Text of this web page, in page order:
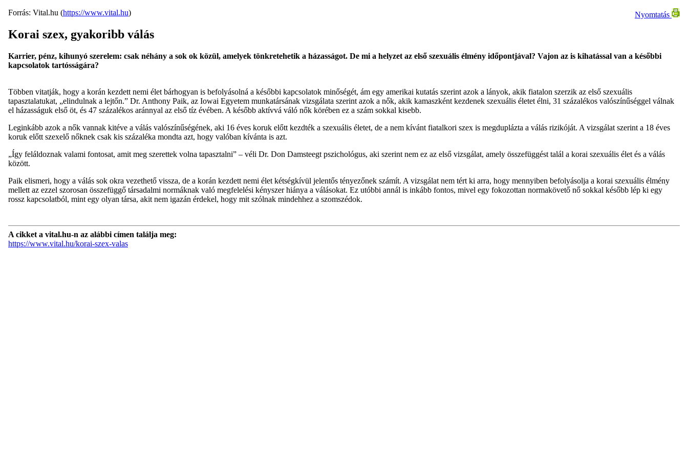
Nyomtatás
Forrás: Vital.hu (https://www.vital.hu)
Korai szex, gyakoribb válás
Karrier, pénz, kihunyó szerelem: csak néhány a sok ok közül, amelyek tönkretehetik a házasságot. De mi a helyzet az első szexuális élmény időpontjával? Vajon az is kihatással van a későbbi
kapcsolatok tartósságára?
Többen vitatják, hogy a korán kezdett nemi élet bárhogyan is befolyásolná a későbbi kapcsolatok minőségét, ám egy amerikai kutatás szerint azok a lányok, akik fiatalon szerzik az első szexuális
tapasztalatukat, „elindulnak a lejtőn.” Dr. Anthony Paik, az Iowai Egyetem munkatársának vizsgálata szerint azok a nők, akik kamaszként kezdenek szexuális életet élni, 31 százalékos valószínűséggel válnak
el házasságuk első öt, és 47 százalékos aránnyal az első tíz évében. A később aktívvá váló nők körében ez a szám sokkal kisebb.
Leginkább azok a nők vannak kitéve a válás valószínűségének, aki 16 éves koruk előtt kezdték a szexuális életet, de a nem kívánt fiatalkori szex is megduplázta a válás rizikóját. A vizsgálat szerint a 18 éves
koruk előtt szexelő nőknek csak kis százaléka mondta azt, hogy valóban kívánta is azt.
„Így feláldoznak valami fontosat, amit meg szerettek volna tapasztalni” – véli Dr. Don Damsteegt pszichológus, aki szerint nem ez az első vizsgálat, amely összefüggést talál a korai szexuális élet és a válás
között.
Paik elismeri, hogy a válás sok okra vezethető vissza, de a korán kezdett nemi élet kétségkívül jelentős tényezőnek számít. A vizsgálat nem tért ki arra, hogy mennyiben befolyásolja a korai szexuális élmény
mellett az ezzel szorosan összefüggő társadalmi normáknak való megfelelési kényszer hiánya a válásokat. Ez utóbbi annál is inkább fontos, mivel egy fokozottan normakövető nő sokkal később lép ki egy
rossz kapcsolatból, mint egy olyan társa, akit nem igazán érdekel, hogy mit szólnak mindehhez a szomszédok.
A cikket a vital.hu-n az alábbi címen találja meg:
https://www.vital.hu/korai-szex-valas